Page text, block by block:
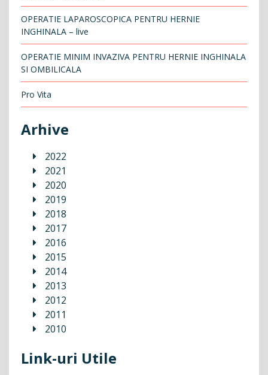
OPERATIE LAPAROSCOPICA PENTRU HERNIE
INGHINALA – live
OPERATIE MINIM INVAZIVA PENTRU HERNIE INGHINALA
SI OMBILICALA
Pro Vita
Arhive
2022
2021
2020
2019
2018
2017
2016
2015
2014
2013
2012
2011
2010
Link-uri Utile